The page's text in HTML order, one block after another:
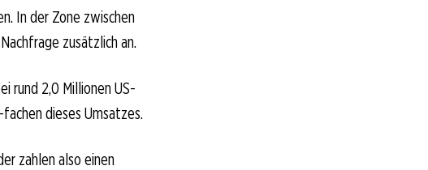
In der Zone zwischen
zusätzlich an.
rund 2,0 Millionen US-
dieses Umsatzes.
zahlen also einen